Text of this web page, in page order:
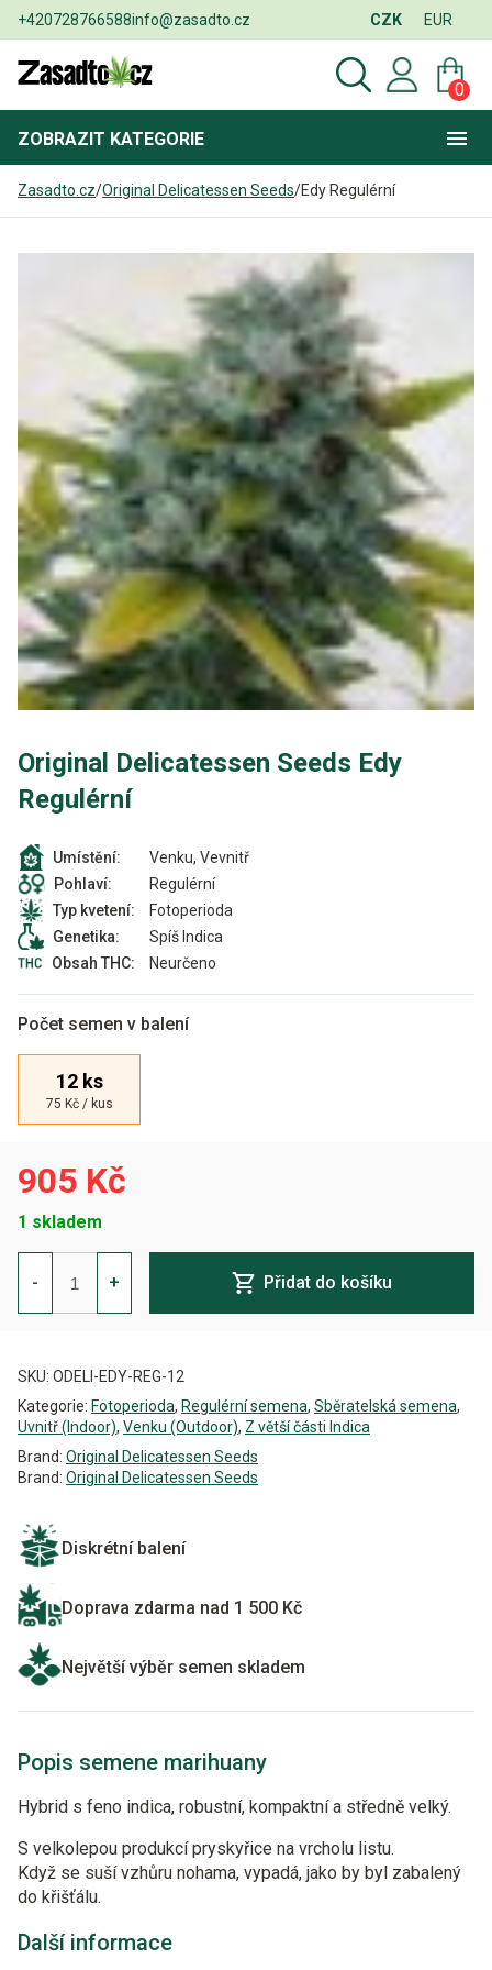
+420728766588info@zasadto.cz CZK EUR
0
ZOBRAZIT KATEGORIE
Zasadto.cz/Original Delicatessen Seeds/Edy Regulérní
Original Delicatessen Seeds Edy
Regulérní
Umístění:
Venku, Vevnitř
Pohlaví:
Regulérní
Typ kvetení:
Fotoperioda
Genetika:
Spíš Indica
Obsah THC:
Neurčeno
Počet semen v balení
12 ks
75 Kč / kus
905 Kč
1 skladem
-
Edy
Regulérní
množství
+ Přidat do košíku
SKU: ODELI-EDY-REG-12
Kategorie: Fotoperioda, Regulérní semena, Sběratelská semena,
Uvnitř (Indoor), Venku (Outdoor), Z větší části Indica
Brand: Original Delicatessen Seeds
Brand: Original Delicatessen Seeds
Diskrétní balení
Doprava zdarma nad 1 500 Kč
Největší výběr semen skladem
Popis semene marihuany
Hybrid s feno indica, robustní, kompaktní a středně velký.
S velkolepou produkcí pryskyřice na vrcholu listu.
Když se suší vzhůru nohama, vypadá, jako by byl zabalený
do křišťálu.
Další informace